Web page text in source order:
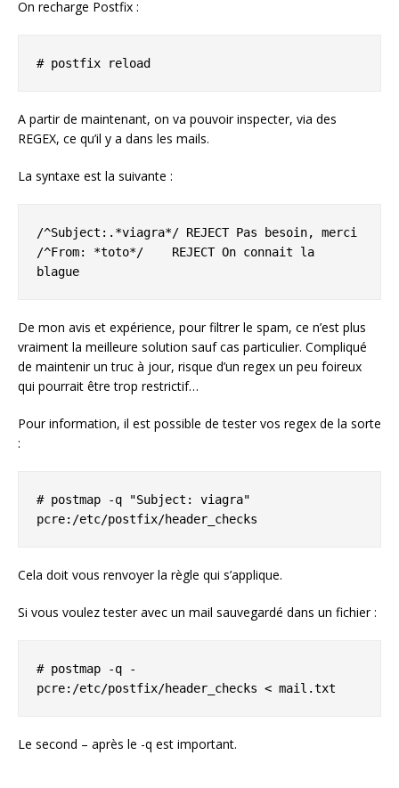
On recharge Postfix :
# postfix reload
A partir de maintenant, on va pouvoir inspecter, via des
REGEX, ce qu’il y a dans les mails.
La syntaxe est la suivante :
/^Subject:.*viagra*/ REJECT Pas besoin, merci
/^From: *toto*/    REJECT On connait la
blague
De mon avis et expérience, pour filtrer le spam, ce n’est plus
vraiment la meilleure solution sauf cas particulier. Compliqué
de maintenir un truc à jour, risque d’un regex un peu foireux
qui pourrait être trop restrictif…
Pour information, il est possible de tester vos regex de la sorte
:
# postmap -q "Subject: viagra"
pcre:/etc/postfix/header_checks
Cela doit vous renvoyer la règle qui s’applique.
Si vous voulez tester avec un mail sauvegardé dans un fichier :
# postmap -q -
pcre:/etc/postfix/header_checks < mail.txt
Le second – après le -q est important.